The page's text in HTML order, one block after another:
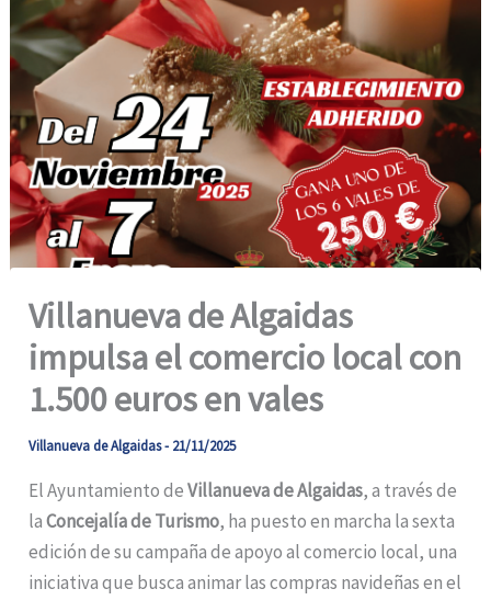
Villanueva de Algaidas
impulsa el comercio local con
1.500 euros en vales
Villanueva de Algaidas- 21/11/2025
El Ayuntamiento deVillanueva de Algaidas, a través de
laConcejalía de Turismo, ha puesto en marcha la sexta
edición de su campaña de apoyo al comercio local, una
iniciativa que busca animar las compras navideñas en el